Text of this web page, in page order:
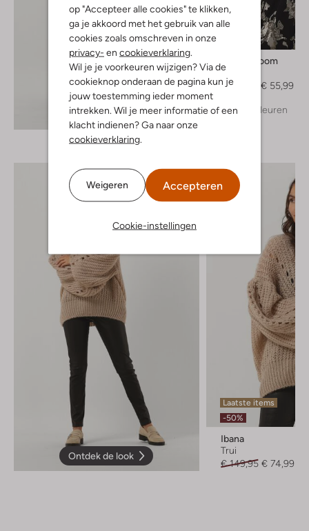
op "Accepteer alle cookies" te klikken,
ga je akkoord met het gebruik van alle
cookies zoals omschreven in onze
privacy- en cookieverklaring
Wil je je voorkeuren wijzigen? Via de
cookieknop onderaan de pagina kun je
jouw toestemming ieder moment
intrekken. Wil je meer informatie of een
klacht indienen? Ga naar onze
cookieverklaring
Weigeren Accepteren
Cookie-instellingen
Ontdek de look
Levete Room
Coltrui
€ 139,95
€ 55,99
+ meer kleuren
Ontdek de look
Laatste items
-50%
Ibana
Trui
€ 149,95 € 74,99